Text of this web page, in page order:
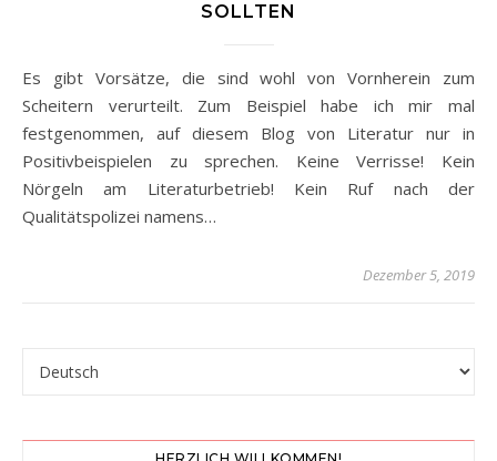
SOLLTEN
Es gibt Vorsätze, die sind wohl von Vornherein zum
Scheitern verurteilt. Zum Beispiel habe ich mir mal
festgenommen, auf diesem Blog von Literatur nur in
Positivbeispielen zu sprechen. Keine Verrisse! Kein
Nörgeln am Literaturbetrieb! Kein Ruf nach der
Qualitätspolizei namens…
Dezember 5, 2019
Sprache auswählen